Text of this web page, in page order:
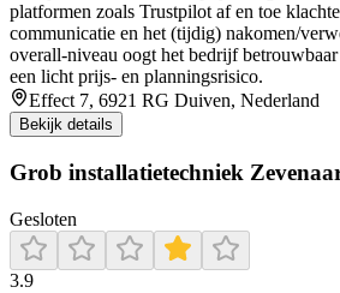
platformen zoals Trustpilot af en toe
communicatie en het (tijdig) nakomen/
overall-niveau oogt het bedrijf
een licht prijs- en planningsrisico.
Effect 7, 6921 RG Duiven, Nederland
Bekijk details
Grob installatietechniek
Gesloten
3.9